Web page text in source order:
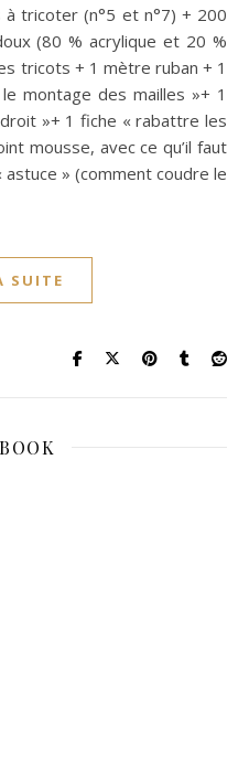
à tricoter (n°5 et n°7) + 200
(80 % acrylique et 20 %
tricots + 1 mètre ruban + 1
montage des mailles »+ 1
»+ 1 fiche « rabattre les
mousse, avec ce qu’il faut
» (comment coudre le
SUITE